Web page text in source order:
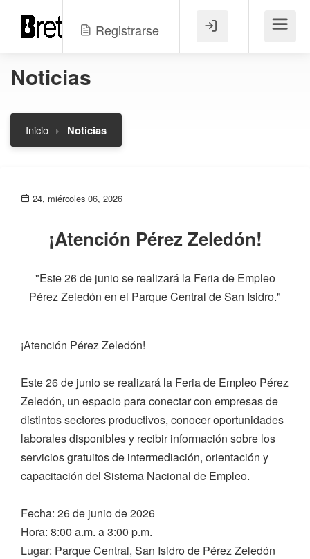
Registrarse Menú
Noticias
Inicio Noticias
24, miércoles 06, 2026
¡Atención Pérez Zeledón!
"Este 26 de junio se realizará la Feria de Empleo
Pérez Zeledón en el Parque Central de San Isidro."
¡Atención Pérez Zeledón!
Este 26 de junio se realizará la Feria de Empleo Pérez
Zeledón, un espacio para conectar con empresas de
distintos sectores productivos, conocer oportunidades
laborales disponibles y recibir información sobre los
servicios gratuitos de intermediación, orientación y
capacitación del Sistema Nacional de Empleo.
Fecha: 26 de junio de 2026
Hora: 8:00 a.m. a 3:00 p.m.
Lugar: Parque Central, San Isidro de Pérez Zeledón